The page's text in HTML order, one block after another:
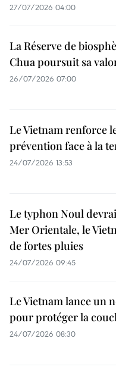
27/07/2026 04:00
La Réserve de
Chua poursuit sa
26/07/2026 07:00
Le Vietnam renforce
prévention face à la
24/07/2026 13:53
Le typhon Noul
Mer Orientale, le
de fortes pluies
24/07/2026 09:45
Le Vietnam lance un
pour protéger la
24/07/2026 08:30